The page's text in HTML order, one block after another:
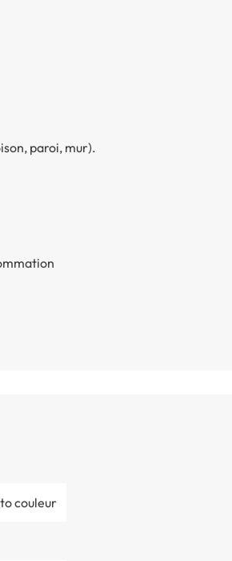
paroi, mur).
couleur